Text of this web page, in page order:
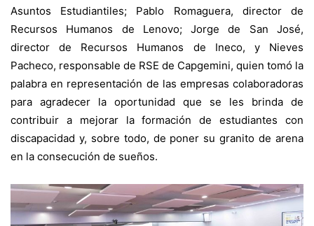
Asuntos Estudiantiles; Pablo Romaguera, director de
Recursos Humanos de Lenovo; Jorge de San José,
director de Recursos Humanos de Ineco, y Nieves
Pacheco, responsable de RSE de Capgemini, quien tomó la
palabra en representación de las empresas colaboradoras
para agradecer la oportunidad que se les brinda de
contribuir a mejorar la formación de estudiantes con
discapacidad y, sobre todo, de poner su granito de arena
en la consecución de sueños.